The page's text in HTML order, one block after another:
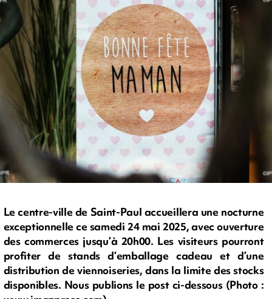
Le centre-ville de Saint-Paul accueillera une nocturne
exceptionnelle ce samedi 24 mai 2025, avec ouverture
des commerces jusqu’à 20h00. Les visiteurs pourront
profiter de stands d’emballage cadeau et d’une
distribution de viennoiseries, dans la limite des stocks
disponibles. Nous publions le post ci-dessous (Photo :